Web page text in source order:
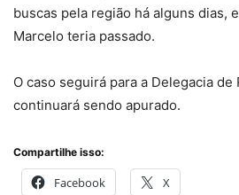
buscas pela região há alguns dias,
Marcelo teria passado.
O caso seguirá para a Delegacia
continuará sendo apurado.
Compartilhe isso:
Facebook X